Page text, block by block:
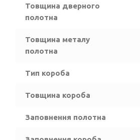
Товщина дверного
полотна
Товщина металу
полотна
Тип короба
Товщина короба
Заповнення полотна